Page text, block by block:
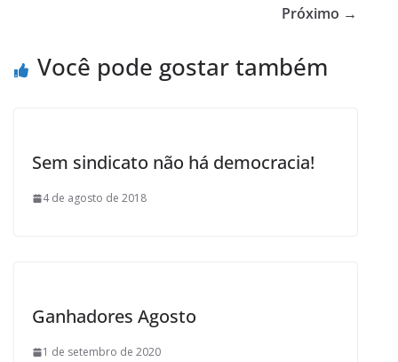
k
Próximo →
Você pode gostar também
Sem sindicato não há democracia!
4 de agosto de 2018
Ganhadores Agosto
1 de setembro de 2020